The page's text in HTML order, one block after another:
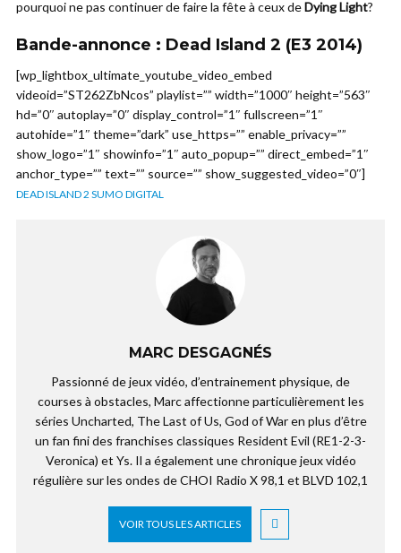
pourquoi ne pas continuer de faire la fête à ceux deDying Light?
Bande-annonce : Dead Island 2 (E3 2014)
[wp_lightbox_ultimate_youtube_video_embed
videoid=”ST262ZbNcos” playlist=”” width=”1000″ height=”563″
hd=”0″ autoplay=”0″ display_control=”1″ fullscreen=”1″
autohide=”1″ theme=”dark” use_https=”” enable_privacy=””
show_logo=”1″ showinfo=”1″ auto_popup=”” direct_embed=”1″
anchor_type=”” text=”” source=”” show_suggested_video=”0″]
DEAD ISLAND 2 SUMO DIGITAL
MARC DESGAGNÉS
Passionné de jeux vidéo, d’entrainement physique, de
courses à obstacles, Marc affectionne particulièrement les
séries Uncharted, The Last of Us, God of War en plus d’être
un fan fini des franchises classiques Resident Evil (RE1-2-3-
Veronica) et Ys. Il a également une chronique jeux vidéo
régulière sur les ondes de CHOI Radio X 98,1 et BLVD 102,1
VOIR TOUS LES ARTICLES